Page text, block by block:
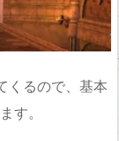
くるので、基本
す。